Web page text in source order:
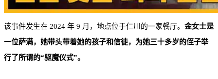
该事件发生在 2024 年 9 月，地点位于仁川的一家餐厅。 金女士是
一位萨满，她带头带着她的孩子和信徒，为她三十多岁的侄子举
行了所谓的“驱魔仪式”。